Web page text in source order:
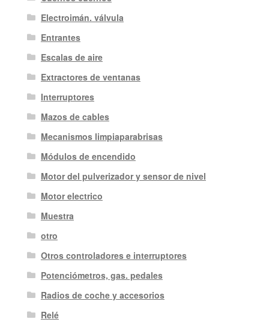
Electroimán. válvula
Entrantes
Escalas de aire
Extractores de ventanas
Interruptores
Mazos de cables
Mecanismos limpiaparabrisas
Módulos de encendido
Motor del pulverizador y sensor de nivel
Motor electrico
Muestra
otro
Otros controladores e interruptores
Potenciómetros, gas. pedales
Radios de coche y accesorios
Relé